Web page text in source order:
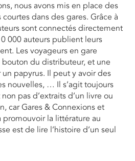
nous avons mis en place des
dans des gares. Grâce à
sont connectés directement
000 auteurs publient leurs
Les voyageurs en gare
du distributeur, et une
un papyrus. Il peut y avoir des
nouvelles, … Il s’agit toujours
pas d’extraits d’un livre ou
car Gares & Connexions et
la littérature au
est de lire l’histoire d’un seul